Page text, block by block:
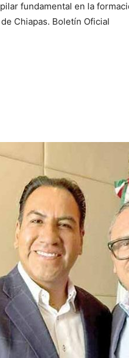
fundamental en la
Chiapas. Boletín Oficial